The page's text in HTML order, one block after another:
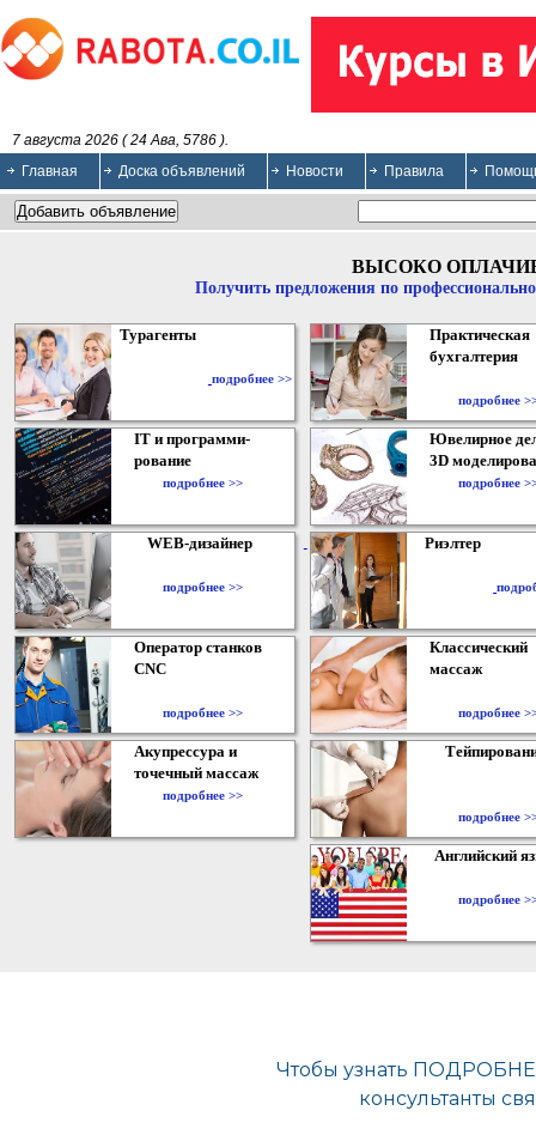
7 августа 2026 ( 24 Ава, 5786 ).
Главная
Доска объявлений Новости Правила
ВЫСОКО
Получить предложения по
Турагенты
подробнее >>
Практическая
бухгалтерия
подробнее
IT и программи-
рование
подробнее >>
Ювелирное
3D
подробнее
WEB-дизайнер
подробнее >>
Риэлтер
Оператор станков
CNC
подробнее >>
Классический
массаж
подробнее
Акупрессура и
точечный массаж
подробнее >>
подробнее
Английский
подробнее